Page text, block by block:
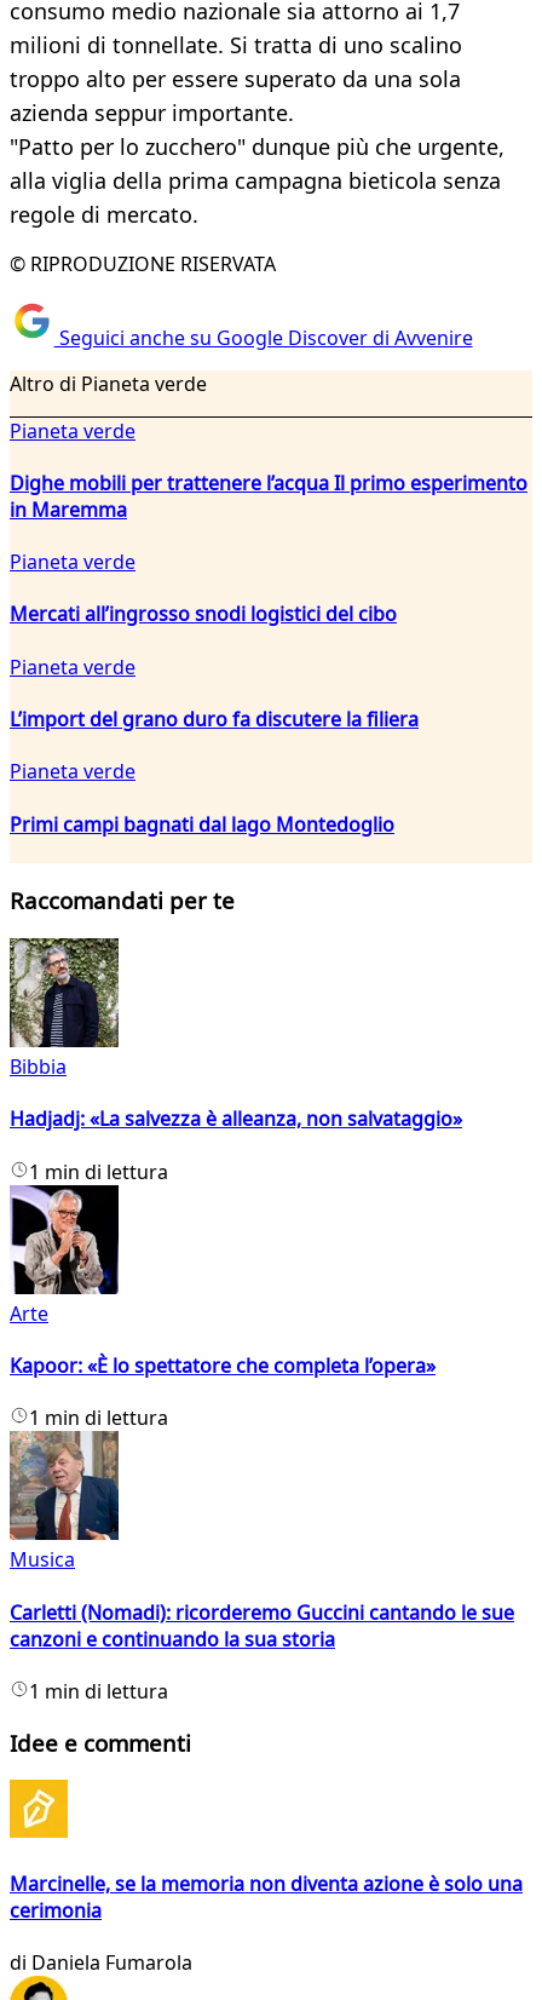
consumo medio nazionale sia attorno ai 1,7
milioni di tonnellate. Si tratta di uno scalino
troppo alto per essere superato da una sola
azienda seppur importante.
"Patto per lo zucchero" dunque più che urgente,
alla viglia della prima campagna bieticola senza
regole di mercato.
© RIPRODUZIONE RISERVATA
Seguici anche su Google Discover di Avvenire
Altro di Pianeta verde
Pianeta verde
Dighe mobili per trattenere l’acqua Il primo esperimento
in Maremma
Pianeta verde
Mercati all’ingrosso snodi logistici del cibo
Pianeta verde
L’import del grano duro fa discutere la filiera
Pianeta verde
Primi campi bagnati dal lago Montedoglio
Raccomandati per te
Bibbia
Hadjadj: «La salvezza è alleanza, non salvataggio»
1 min di lettura
Arte
Kapoor: «È lo spettatore che completa l’opera»
1 min di lettura
Musica
Carletti (Nomadi): ricorderemo Guccini cantando le sue
canzoni e continuando la sua storia
1 min di lettura
Idee e commenti
Marcinelle, se la memoria non diventa azione è solo una
cerimonia
di Daniela Fumarola